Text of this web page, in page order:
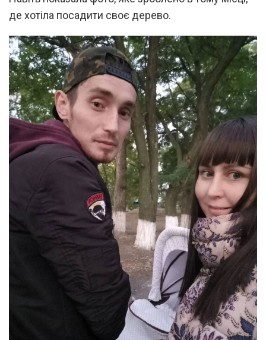
де хотіла посадити своє дерево.